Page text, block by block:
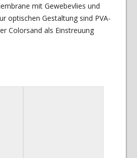
mit Gewebevlies und
optischen Gestaltung sind PVA-
Colorsand als Einstreuung